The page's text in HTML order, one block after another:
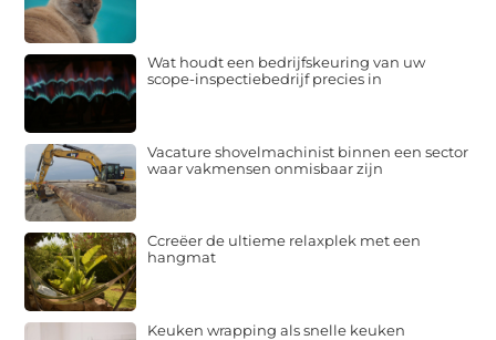
Wat houdt een bedrijfskeuring van uw
scope-inspectiebedrijf precies in
Vacature shovelmachinist binnen een sector
waar vakmensen onmisbaar zijn
Ccreëer de ultieme relaxplek met een
hangmat
Keuken wrapping als snelle keuken